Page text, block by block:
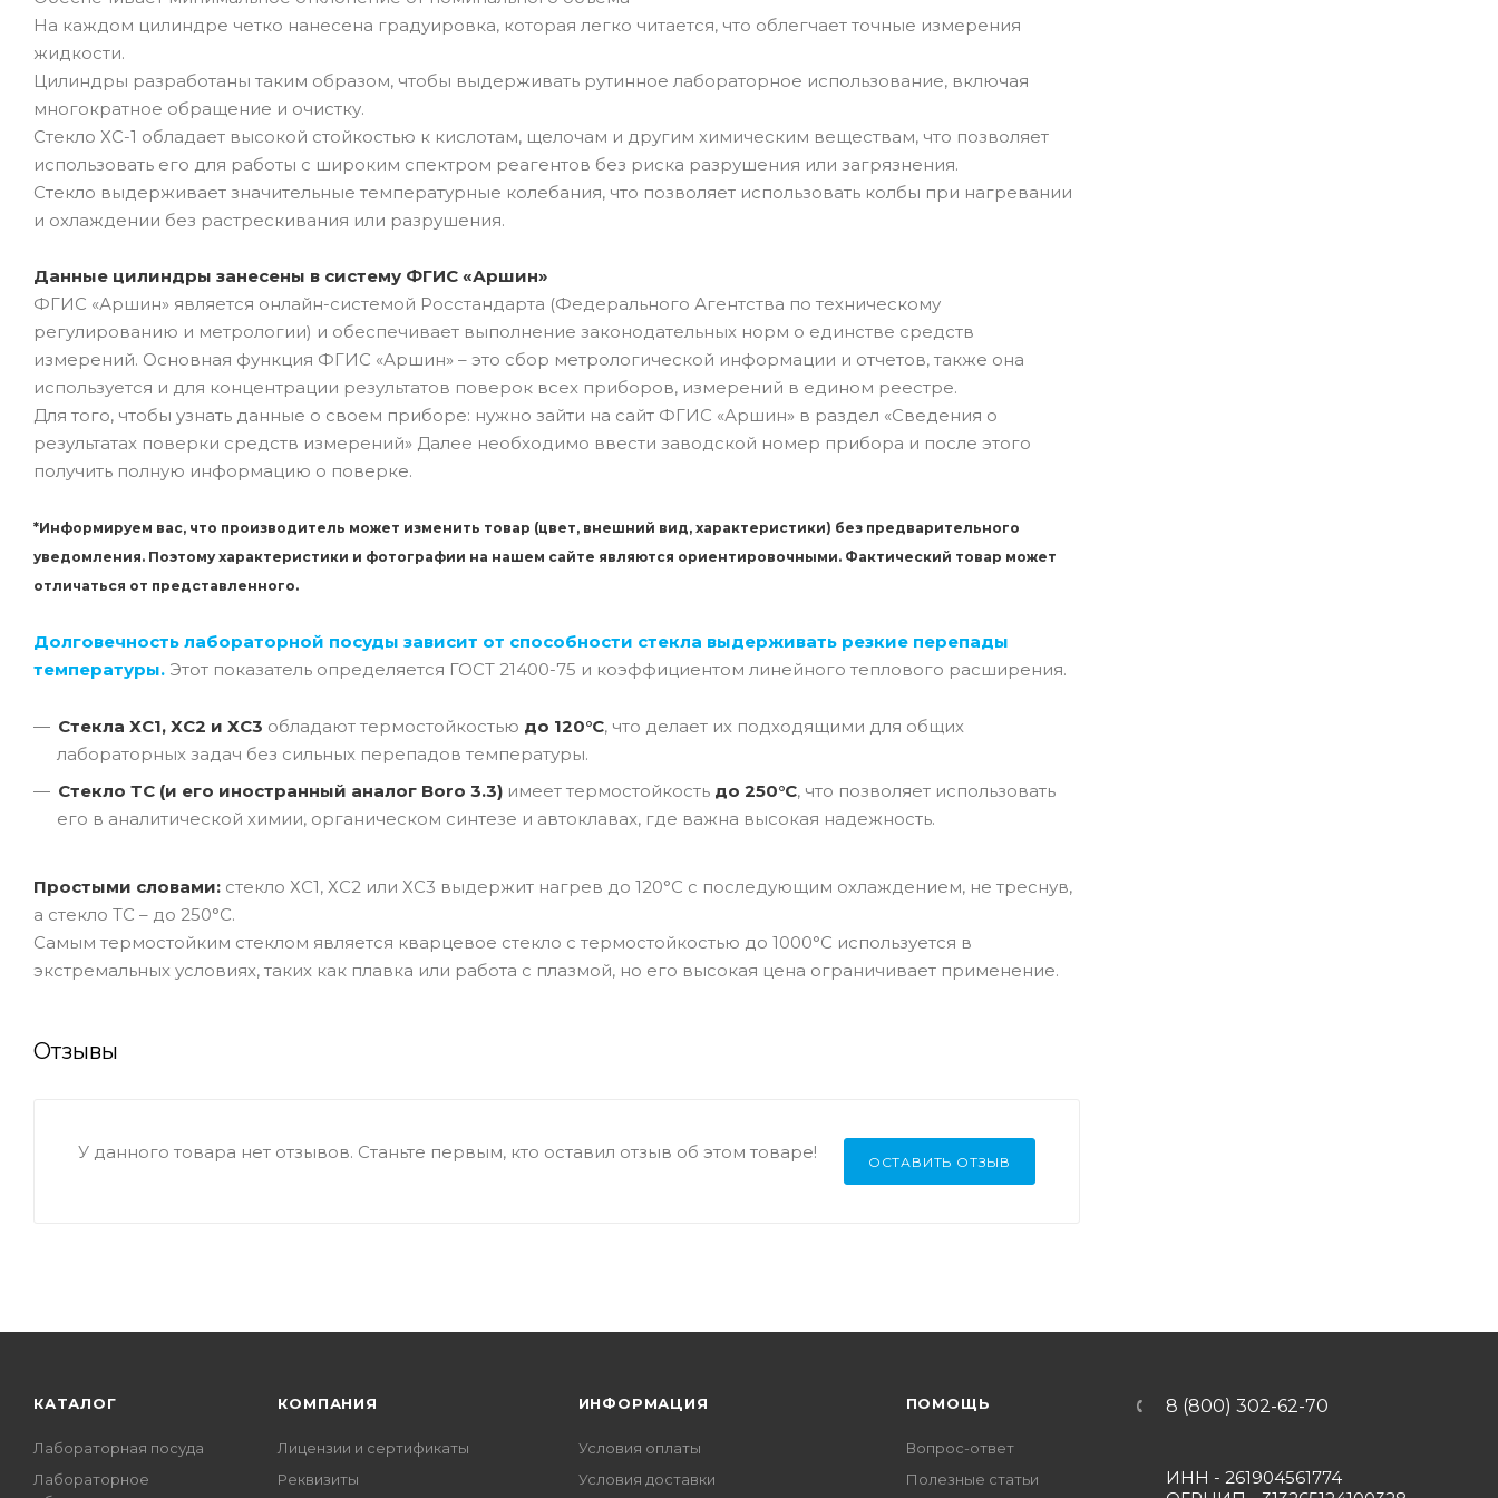
На каждом цилиндре четко нанесена градуировка, которая легко читается, что облегчает точные измерения
жидкости.
Цилиндры разработаны таким образом, чтобы выдерживать рутинное лабораторное использование, включая
многократное обращение и очистку.
Стекло ХС-1 обладает высокой стойкостью к кислотам, щелочам и другим химическим веществам, что позволяет
использовать его для работы с широким спектром реагентов без риска разрушения или загрязнения.
Стекло выдерживает значительные температурные колебания, что позволяет использовать колбы при нагревании
и охлаждении без растрескивания или разрушения.
Данные цилиндры занесены в систему ФГИС «Аршин»
ФГИС «Аршин» является онлайн-системой Росстандарта (Федерального Агентства по техническому
регулированию и метрологии) и обеспечивает выполнение законодательных норм о единстве средств
измерений. Основная функция ФГИС «Аршин» – это сбор метрологической информации и отчетов, также она
используется и для концентрации результатов поверок всех приборов, измерений в едином реестре.
Для того, чтобы узнать данные о своем приборе: нужно зайти на сайт ФГИС «Аршин» в раздел «Сведения о
результатах поверки средств измерений» Далее необходимо ввести заводской номер прибора и после этого
получить полную информацию о поверке.
*Информируем вас, что производитель может изменить товар (цвет, внешний вид, характеристики) без предварительного
уведомления. Поэтому характеристики и фотографии на нашем сайте являются ориентировочными. Фактический товар может
отличаться от представленного.
Долговечность лабораторной посуды зависит от способности стекла выдерживать резкие перепады
температуры. Этот показатель определяется ГОСТ 21400-75 и коэффициентом линейного теплового расширения.
Стекла ХС1, ХС2 и ХС3 обладают термостойкостью до 120°C, что делает их подходящими для общих
лабораторных задач без сильных перепадов температуры.
Стекло ТС (и его иностранный аналог Boro 3.3) имеет термостойкость до 250°C, что позволяет использовать
его в аналитической химии, органическом синтезе и автоклавах, где важна высокая надежность.
Простыми словами: стекло ХС1, ХС2 или ХС3 выдержит нагрев до 120°C с последующим охлаждением, не треснув,
а стекло ТС – до 250°C.
Самым термостойким стеклом является кварцевое стекло с термостойкостью до 1000°C используется в
экстремальных условиях, таких как плавка или работа с плазмой, но его высокая цена ограничивает применение.
Отзывы
ОСТАВИТЬ ОТЗЫВ
У данного товара нет отзывов. Станьте первым, кто оставил отзыв об этом товаре!
КАТАЛОГ
Лабораторная посуда
Лабораторное
КОМПАНИЯ
Лицензии и сертификаты
Реквизиты
ИНФОРМАЦИЯ
Условия оплаты
Условия доставки
ПОМОЩЬ
Вопрос-ответ
Полезные статьи
8 (800) 302-62-70
ИНН - 261904561774